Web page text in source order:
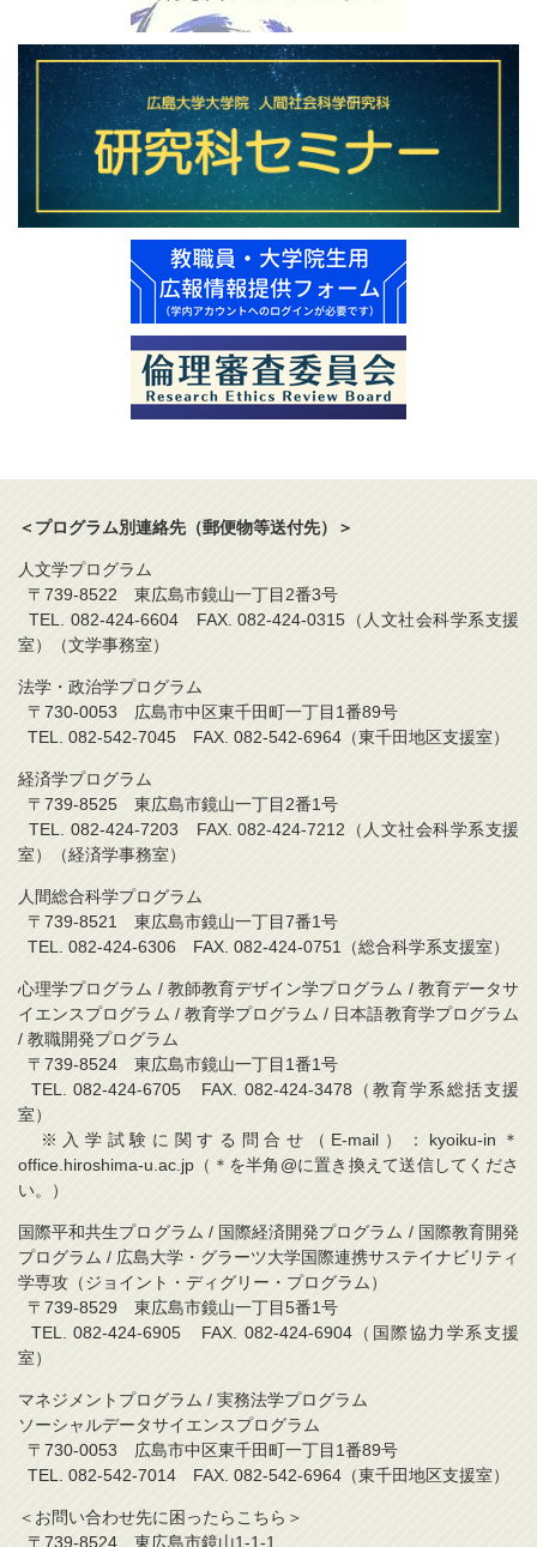
＜プログラム別連絡先（郵便物等送付先）＞
人文学プログラム
〒739-8522 東広島市鏡山一丁目2番3号
TEL. 082-424-6604 FAX. 082-424-0315（人文社会科学系支援
室）（文学事務室）
法学・政治学プログラム
〒730-0053 広島市中区東千田町一丁目1番89号
TEL. 082-542-7045 FAX. 082-542-6964（東千田地区支援室）
経済学プログラム
〒739-8525 東広島市鏡山一丁目2番1号
TEL. 082-424-7203 FAX. 082-424-7212（人文社会科学系支援
室）（経済学事務室）
人間総合科学プログラム
〒739-8521 東広島市鏡山一丁目7番1号
TEL. 082-424-6306 FAX. 082-424-0751（総合科学系支援室）
心理学プログラム / 教師教育デザイン学プログラム / 教育データサ
イエンスプログラム / 教育学プログラム / 日本語教育学プログラム
/ 教職開発プログラム
〒739-8524 東広島市鏡山一丁目1番1号
TEL. 082-424-6705 FAX. 082-424-3478（教育学系総括支援
室）
※入学試験に関する問合せ（E-mail）：kyoiku-in＊
office.hiroshima-u.ac.jp（＊を半角@に置き換えて送信してくださ
い。）
国際平和共生プログラム / 国際経済開発プログラム / 国際教育開発
プログラム / 広島大学・グラーツ大学国際連携サステイナビリティ
学専攻（ジョイント・ディグリー・プログラム）
〒739-8529 東広島市鏡山一丁目5番1号
TEL. 082-424-6905 FAX. 082-424-6904（国際協力学系支援
室）
マネジメントプログラム / 実務法学プログラム
ソーシャルデータサイエンスプログラム
〒730-0053 広島市中区東千田町一丁目1番89号
TEL. 082-542-7014 FAX. 082-542-6964（東千田地区支援室）
＜お問い合わせ先に困ったらこちら＞
〒739-8524 東広島市鏡山1-1-1